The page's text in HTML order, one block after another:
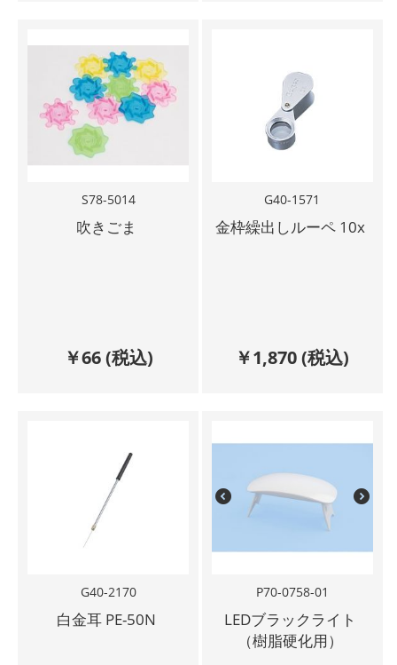
S78-5014
吹きごま
￥66(税込)
G40-1571
金枠繰出しルーペ 10x
￥1,870(税込)
G40-2170
白金耳 PE-50N
P70-0758-01
LEDブラックライト
（樹脂硬化用）